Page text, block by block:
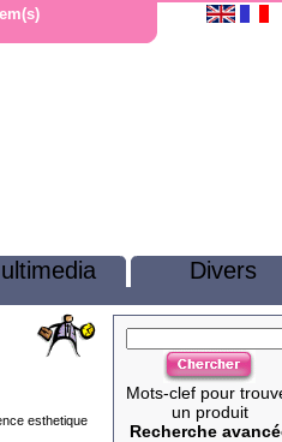
Divers
esthetique
Mots-clef pour
un produit
Recherche